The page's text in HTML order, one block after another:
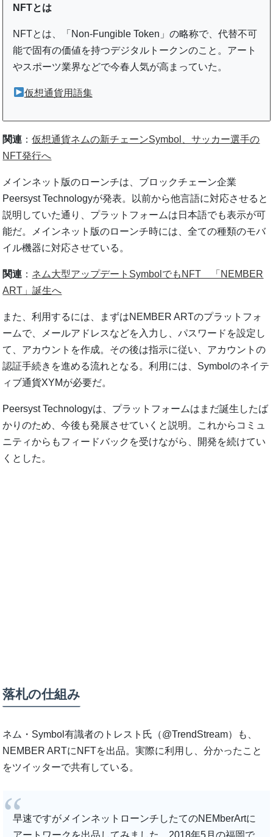
NFTとは
NFTとは、「Non-Fungible Token」の略称で、代替不可
能で固有の価値を持つデジタルトークンのこと。アート
やスポーツ業界などで今春人気が高まっていた。
仮想通貨用語集
関連 ：仮想通貨ネムの新チェーンSymbol、サッカー選手の
NFT発行へ
メインネット版のローンチは、ブロックチェーン企業
Peersyst Technologyが発表。以前から他言語に対応させると
説明していた通り、プラットフォームは日本語でも表示が可
能だ。メインネット版のローンチ時には、全ての種類のモバ
イル機器に対応させている。
関連 ： ネム大型アップデートSymbolでもNFT 「NEMBER
ART」誕生へ
また、利用するには、まずはNEMBER ARTのプラットフォ
ームで、メールアドレスなどを入力し、パスワードを設定し
て、アカウントを作成。その後は指示に従い、アカウントの
認証手続きを進める流れとなる。利用には、Symbolのネイテ
ィブ通貨XYMが必要だ。
Peersyst Technologyは、プラットフォームはまだ誕生したば
かりのため、今後も発展させていくと説明。これからコミュ
ニティからもフィードバックを受けながら、開発を続けてい
くとした。
落札の仕組み
ネム・Symbol有識者のトレスト氏（@TrendStream）も、
NEMBER ARTにNFTを出品。実際に利用し、分かったこと
をツイッターで共有している。
早速ですがメインネットローンチしたてのNEMberArtに